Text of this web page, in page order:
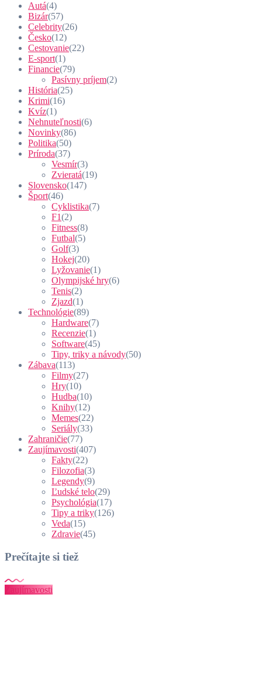
Autá(4)
Bizár(57)
Celebrity(26)
Česko(12)
Cestovanie(22)
E-sport(1)
Financie(79)
Pasívny príjem(2)
História(25)
Krimi(16)
Kvíz(1)
Nehnuteľnosti(6)
Novinky(86)
Politika(50)
Príroda(37)
Vesmír(3)
Zvieratá(19)
Slovensko(147)
Šport(46)
Cyklistika(7)
F1(2)
Fitness(8)
Futbal(5)
Golf(3)
Hokej(20)
Lyžovanie(1)
Olympijské hry(6)
Tenis(2)
Zjazd(1)
Technológie(89)
Hardware(7)
Recenzie(1)
Software(45)
Tipy, triky a návody(50)
Zábava(113)
Filmy(27)
Hry(10)
Hudba(10)
Knihy(12)
Memes(22)
Seriály(33)
Zahraničie(77)
Zaujímavosti(407)
Fakty(22)
Filozofia(3)
Legendy(9)
Ľudské telo(29)
Psychológia(17)
Tipy a triky(126)
Veda(15)
Zdravie(45)
Prečítajte si tiež
Zaujímavosti